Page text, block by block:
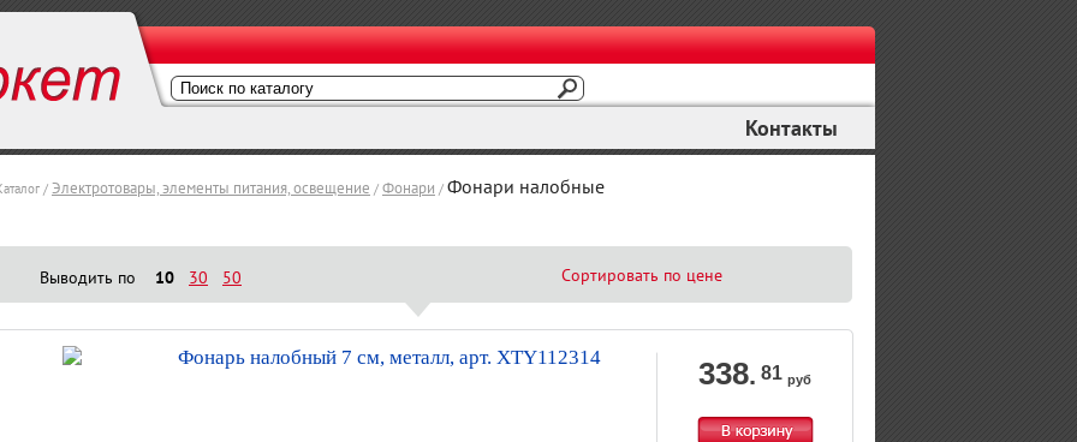
Контакты
/ Электротовары, элементы питания, освещение / Фонари / Фонари налобные
Выводить по 10 30 50 Сортировать по цене
Фонарь налобный 7 см, металл, арт. XTY112314 338. 81 руб